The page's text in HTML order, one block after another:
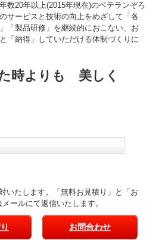
数20年以上(2015年現在)のベテランぞろ
サービスと技術の向上をめざして「各
「製品研修」を継続的におこない、お
「納得」していただける体制づくりに
時よりも 美しく
いたします。「無料お見積り」と「お
ールにて返信いたします。
お問合わせ